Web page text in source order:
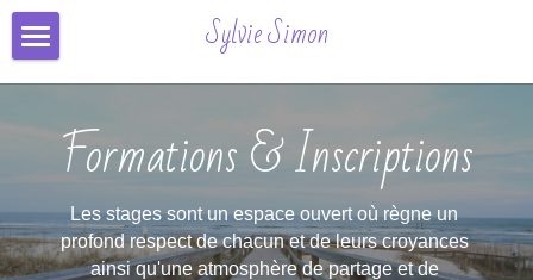
Sylvie Simon
Formation & Inscription
Séances
Contact
Formations & Inscriptions
Les stages sont un espace ouvert où règne un
profond respect de chacun et de leurs croyances
ainsi qu'une atmosphère de partage et de
CATÉGORIES DE BLOG
Automne